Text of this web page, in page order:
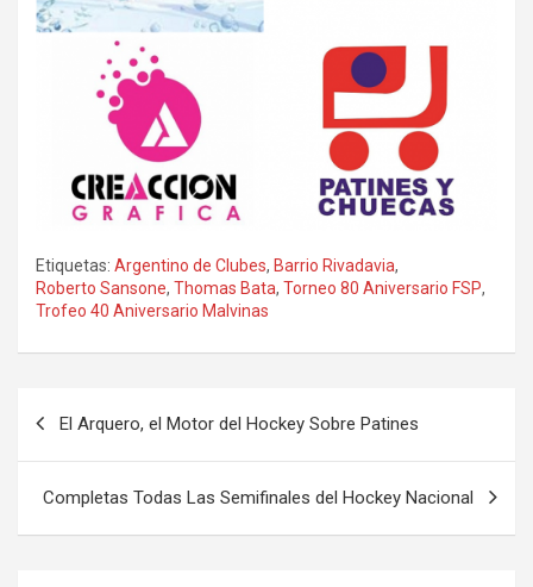
Etiquetas: Argentino de Clubes, Barrio Rivadavia,
Roberto Sansone, Thomas Bata, Torneo 80 Aniversario FSP,
Trofeo 40 Aniversario Malvinas
El Arquero, el Motor del Hockey Sobre Patines
Completas Todas Las Semifinales del Hockey Nacional